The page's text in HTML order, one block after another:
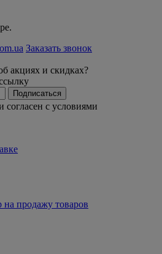
Заказать звонок
акциях и скидках?
Подписаться
согласен с условиями
продажу товаров